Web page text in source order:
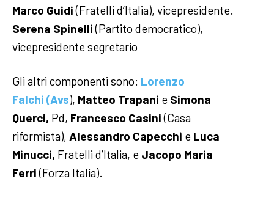
Marco Guidi(Fratelli d’Italia), vicepresidente.
Serena Spinelli(Partito democratico),
vicepresidente segretario
Gli altri componenti sono: Lorenzo
Falchi (Avs), Matteo Trapani e Simona
Querci, Pd, Francesco Casini(Casa
riformista), Alessandro Capecchi e Luca
Minucci, Fratelli d’Italia, e Jacopo Maria
Ferri(Forza Italia).